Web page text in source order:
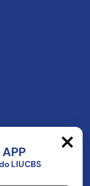
LIUCBS